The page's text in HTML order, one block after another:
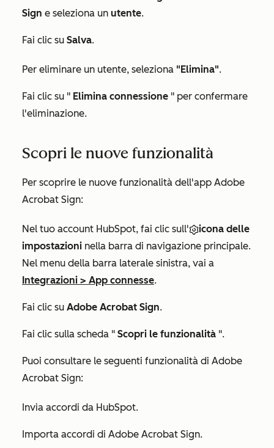
Sign e seleziona un utente.
Fai clic su Salva.
Per eliminare un utente, seleziona "Elimina".
Fai clic su " Elimina connessione " per confermare
l'eliminazione.
Scopri le nuove funzionalità
Per scoprire le nuove funzionalità dell'app Adobe
Acrobat Sign:
Nel tuo account HubSpot, fai clic sull'
icona delle
impostazioni nella barra di navigazione principale.
Nel menu della barra laterale sinistra, vai a
Integrazioni > App connesse.
Fai clic su Adobe Acrobat Sign.
Fai clic sulla scheda " Scopri le funzionalità ".
Puoi consultare le seguenti funzionalità di Adobe
Acrobat Sign:
Invia accordi da HubSpot.
Importa accordi di Adobe Acrobat Sign.